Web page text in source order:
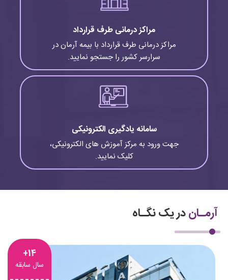
مراکز درمانی طرف قرارداد
مراکز درمانی طرف قرارداد با بیمه آرمان در
سرارسر کشور را جستجو نمایید.
سامانه یادگیری الکترونیکی
جهت ورود به مرکز آموزش های الکترونیکی،
کلیک نمایید.
آرمـاندر یک نگـاه
14+
سال سابقه